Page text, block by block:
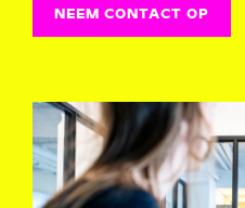
NEEM CONTACT OP